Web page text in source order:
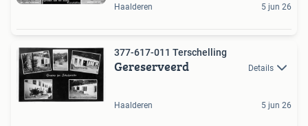
Haalderen 5 jun 26
377-617-011 Terschelling
Gereserveerd Details
Haalderen 5 jun 26